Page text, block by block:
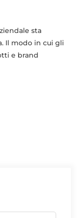
sta
Il modo in cui gli
e brand